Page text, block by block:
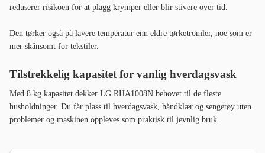
reduserer risikoen for at plagg krymper eller blir stivere over tid.
Den tørker også på lavere temperatur enn eldre tørketromler, noe som er
mer skånsomt for tekstiler.
Tilstrekkelig kapasitet for vanlig hverdagsvask
Med 8 kg kapasitet dekker LG RHA1008N behovet til de fleste
husholdninger. Du får plass til hverdagsvask, håndklær og sengetøy uten
problemer og maskinen oppleves som praktisk til jevnlig bruk.